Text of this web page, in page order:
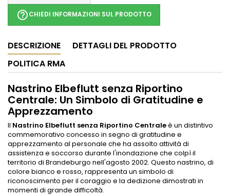
help_outlineCHIEDI INFORMAZIONI SUL PRODOTTO
DESCRIZIONE
DETTAGLI DEL PRODOTTO
POLITICA RMA
Nastrino Elbeflutt senza Riportino
Centrale: Un Simbolo di Gratitudine e
Apprezzamento
Il Nastrino Elbeflutt senza Riportino Centraleè un distintivo
commemorativo concesso in segno di gratitudine e
apprezzamento al personale che ha assolto attività di
assistenza e soccorso durante l'inondazione che colpì il
territorio di Brandeburgo nell'agosto 2002. Questo nastrino, di
colore bianco e rosso, rappresenta un simbolo di
riconoscimento per il coraggio e la dedizione dimostrati in
momenti di grande difficoltà.